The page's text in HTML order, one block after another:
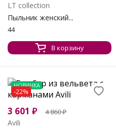
LT collection
Пыльник женский...
44
В корзину
НОВИНКА
-22%
3 601 ₽ 4 860₽
Avili